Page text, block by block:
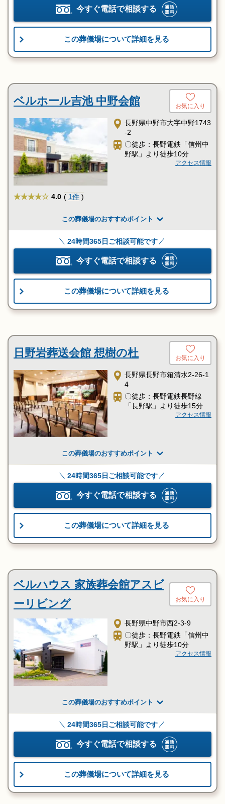
今すぐ電話で相談する
この葬儀場について詳細を見る
ベルホール吉池 中野会館 お気に入り
長野県中野市大字中野1743
-2
〇徒歩：長野電鉄「信州中
野駅」より徒歩10分
アクセス情報
★★★★ 4.0 ( 1件 )
この葬儀場のおすすめポイント
24時間365日ご相談可能です
今すぐ電話で相談する
この葬儀場について詳細を見る
日野岩葬送会館 想樹の杜 お気に入り
長野県長野市箱清水2-26-1
4
〇徒歩：長野電鉄長野線
「長野駅」より徒歩15分
アクセス情報
この葬儀場のおすすめポイント
24時間365日ご相談可能です
今すぐ電話で相談する
この葬儀場について詳細を見る
ベルハウス 家族葬会館アスビ
ーリビング
お気に入り
長野県中野市西2-3-9
〇徒歩：長野電鉄「信州中
野駅」より徒歩10分
アクセス情報
この葬儀場のおすすめポイント
24時間365日ご相談可能です
今すぐ電話で相談する
この葬儀場について詳細を見る